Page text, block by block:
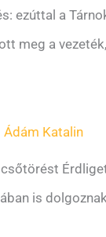
ezúttal a
meg a
Ádám Katalin
is